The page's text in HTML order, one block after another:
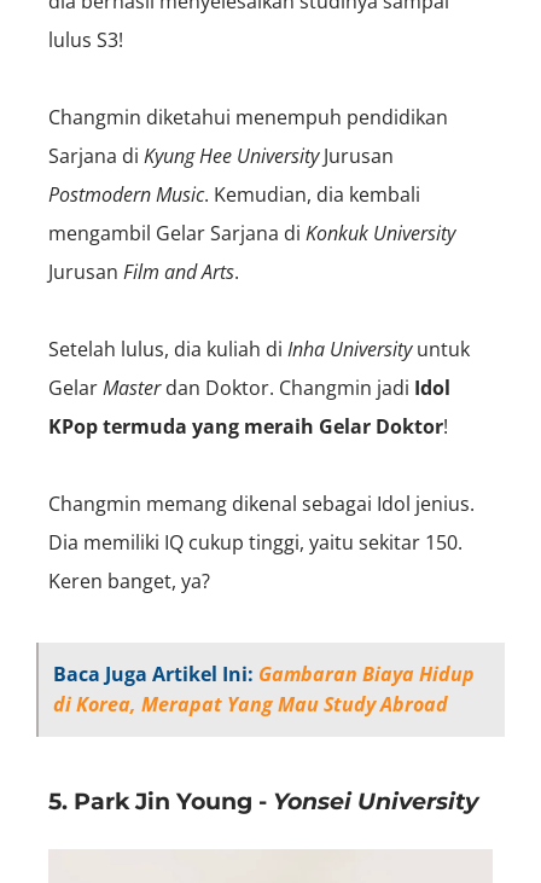
lulus S3!
Changmin diketahui menempuh pendidikan
Sarjana di Kyung Hee UniversityJurusan
Postmodern Music. Kemudian, dia kembali
mengambil Gelar Sarjana di Konkuk University
Jurusan Film and Arts.
Setelah lulus, dia kuliah di Inha Universityuntuk
GelarMasterdan Doktor. Changmin jadi Idol
KPop termuda yang meraih Gelar Doktor!
Changmin memang dikenal sebagai Idol jenius.
Dia memiliki IQ cukup tinggi, yaitu sekitar 150.
Keren banget, ya?
Baca Juga Artikel Ini: Gambaran Biaya Hidup
di Korea, Merapat Yang Mau Study Abroad
5. Park Jin Young - Yonsei University